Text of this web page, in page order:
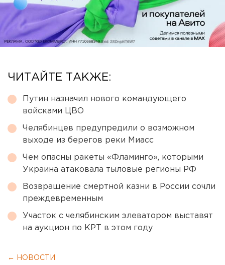
ЧИТАЙТЕ ТАКЖЕ:
Путин назначил нового командующего
войсками ЦВО
Челябинцев предупредили о возможном
выходе из берегов реки Миасс
Чем опасны ракеты «Фламинго», которыми
Украина атаковала тыловые регионы РФ
Возвращение смертной казни в России сочли
преждевременным
Участок с челябинским элеватором выставят
на аукцион по КРТ в этом году
← НОВОСТИ